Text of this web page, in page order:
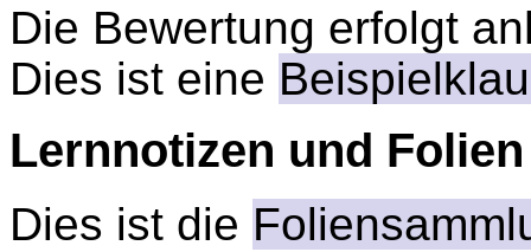
Die Bewertung erfolgt
Dies ist eine
Lernnotizen und Folien
Dies ist die